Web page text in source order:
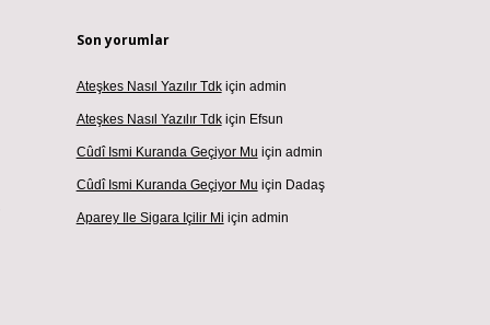
Son yorumlar
Ateşkes Nasıl Yazılır Tdkiçin admin
Ateşkes Nasıl Yazılır Tdkiçin Efsun
Cûdî Ismi Kuranda Geçiyor Mu için admin
Cûdî Ismi Kuranda Geçiyor Mu için Dadaş
Aparey Ile Sigara Içilir Mi için admin